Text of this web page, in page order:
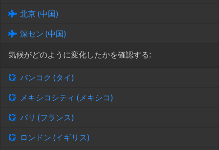
北京 (中国)
深セン (中国)
気候がどのように変化したかを確認する:
バンコク (タイ)
メキシコシティ (メキシコ)
パリ (フランス)
ロンドン (イギリス)